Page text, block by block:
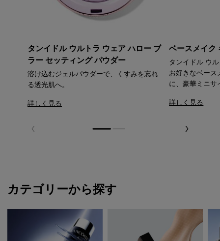
タンイドル ウルトラ ウェア ハロー ブ
ラー セッティング パウダー
溶け込むジェルパウダーで、くすみを忘れ
る透光肌へ。
詳しく見る
ベースメイク
タンイドル ウ
お好きなベース
に、豪華ミニサ
詳しく見る
カテゴリーから探す